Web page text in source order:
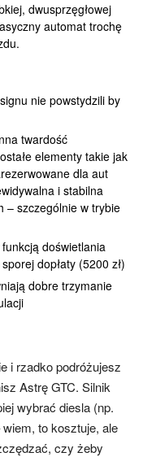
dwusprzęgłowej
automat trochę
nie powstydzili by
twardość
elementy takie jak
dla aut
i stabilna
– szczególnie w trybie
doświetlania
dopłaty (5200 zł)
dobre trzymanie
i rzadko podróżujesz
Astrę GTC. Silnik
wybrać diesla (np.
to kosztuje, ale
czy żeby